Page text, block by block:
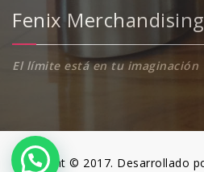
Fenix Merchandising
El límite está en tu imaginación
Copyright © 2017. Desarrollado